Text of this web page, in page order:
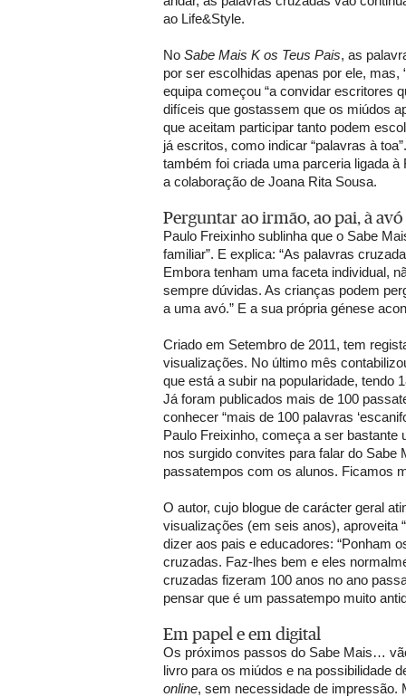
ao Life&Style.
No Sabe Mais K os Teus Pais, as
por ser escolhidas apenas por ele, mas,
equipa começou “a convidar escritores
difíceis que gostassem que os miúdos
que aceitam participar tanto podem
já escritos, como indicar “palavras à
também foi criada uma parceria ligada
a colaboração de Joana Rita Sousa.
Perguntar ao irmão, ao pai, à avó
Paulo Freixinho sublinha que o Sabe
familiar”. E explica: “As palavras
Embora tenham uma faceta individual,
sempre dúvidas. As crianças podem
a uma avó.” E a sua própria génese
Criado em Setembro de 2011, tem
visualizações. No último mês
que está a subir na popularidade, tendo
Já foram publicados mais de 100
conhecer “mais de 100 palavras
Paulo Freixinho, começa a ser bastante
nos surgido convites para falar do
passatempos com os alunos. Ficamos
O autor, cujo blogue de carácter geral
visualizações (em seis anos), aproveita
dizer aos pais e educadores: “Ponham
cruzadas. Faz-lhes bem e eles
cruzadas fizeram 100 anos no ano
pensar que é um passatempo muito
Em papel e em digital
Os próximos passos do Sabe Mais…
livro para os miúdos e na possibilidade
online, sem necessidade de impressão.